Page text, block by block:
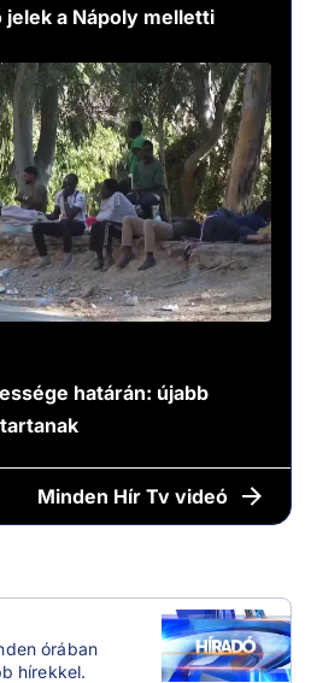
a Nápoly melletti
határán: újabb
Minden Hír Tv videó
órában
hírekkel.